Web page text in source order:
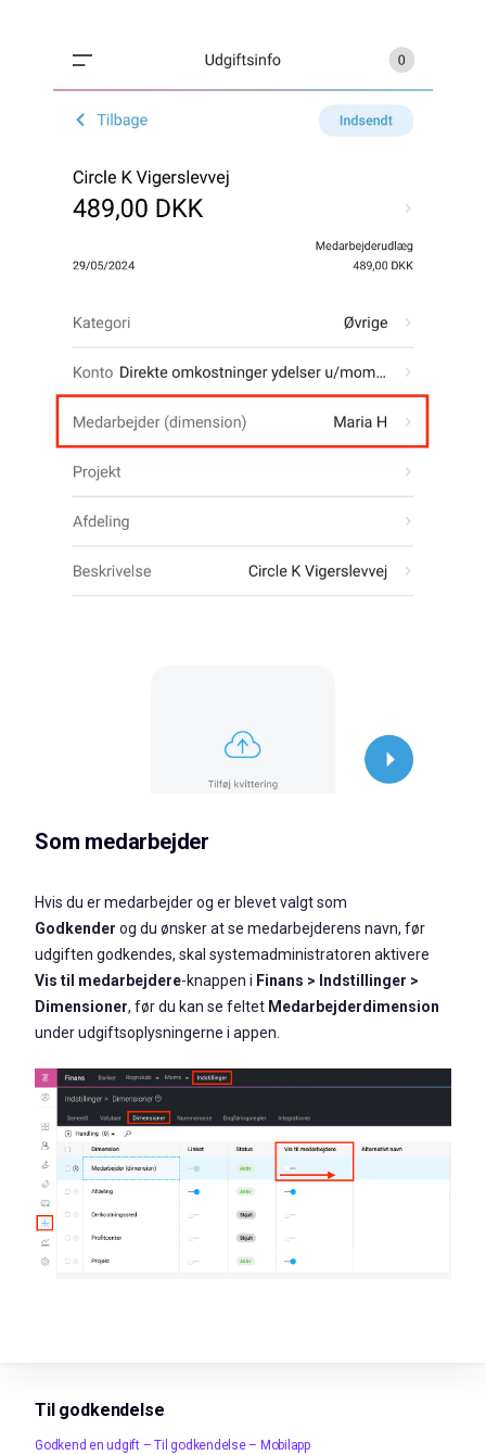
Som medarbejder
Hvis du er medarbejder og er blevet valgt som
Godkender og du ønsker at se medarbejderens navn, før
udgiften godkendes, skal systemadministratoren aktivere
Vis til medarbejdere-knappen i Finans > Indstillinger >
Dimensioner, før du kan se feltet Medarbejderdimension
under udgiftsoplysningerne i appen.
Til godkendelse
Godkend en udgift – Til godkendelse – Mobilapp